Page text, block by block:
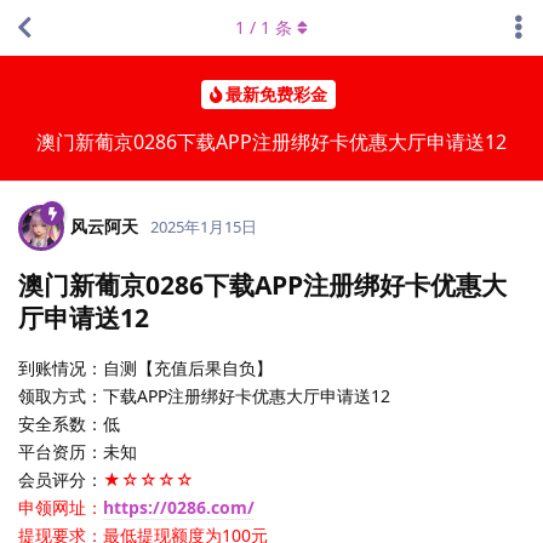
最新免费彩金
澳门新葡京0286下载APP注册绑好卡优惠大厅申请送12
1 / 1 条
风云阿天 2025年1月15日
澳门新葡京0286下载APP注册绑好卡优惠大
厅申请送12
到账情况：自测【充值后果自负】
领取方式：下载APP注册绑好卡优惠大厅申请送12
安全系数：低
平台资历：未知
会员评分： ★☆☆☆☆
申领网址： https://0286.com/
提现要求：最低提现额度为100元